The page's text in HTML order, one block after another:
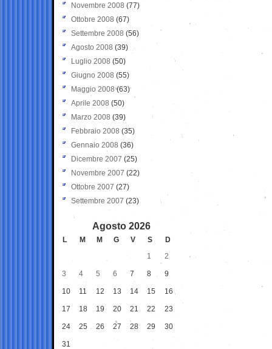
Novembre 2008 (77)
Ottobre 2008 (67)
Settembre 2008 (56)
Agosto 2008 (39)
Luglio 2008 (50)
Giugno 2008 (55)
Maggio 2008(63)
Aprile 2008 (50)
Marzo 2008 (39)
Febbraio 2008 (35)
Gennaio 2008 (36)
Dicembre 2007 (25)
Novembre 2007 (22)
Ottobre 2007 (27)
Settembre 2007 (23)
Agosto 2026
L M M G V S
D
1
2
3 4 5 6 7 8 9
10 11 12 13 14 15 16
17 18 19 20 21 22 23
24 25 26 27 28 29 30
31